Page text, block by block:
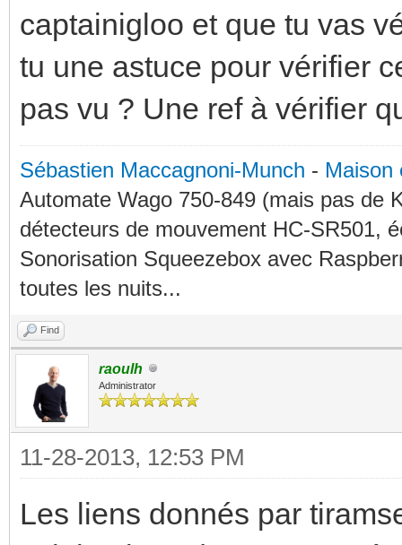
captainigloo et que tu vas
tu une astuce pour vérifier
pas vu ? Une ref à vérifier
Sébastien Maccagnoni-Munch - Maison
Automate Wago 750-849 (mais pas de
détecteurs de mouvement HC-SR501,
Sonorisation Squeezebox avec
toutes les nuits...
Find
raoulh
Administrator
11-28-2013, 12:53 PM
Les liens donnés par